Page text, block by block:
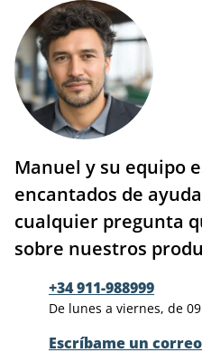
Manuel y su equipo
encantados de
cualquier pregunta
sobre nuestros
+34 911-988999
De lunes a viernes, de
Escríbame un